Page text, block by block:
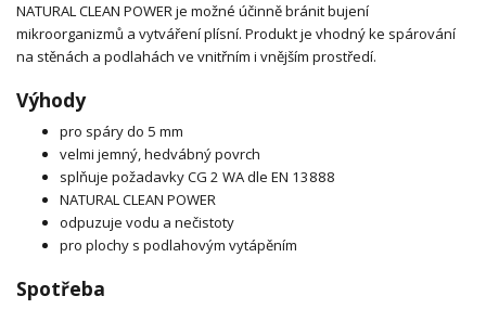
NATURAL CLEAN POWER je možné účinně bránit bujení
mikroorganizmů a vytváření plísní. Produkt je vhodný ke spárování
na stěnách a podlahách ve vnitřním i vnějším prostředí.
Výhody
pro spáry do 5 mm
velmi jemný, hedvábný povrch
splňuje požadavky CG 2 WA dle EN 13888
NATURAL CLEAN POWER
odpuzuje vodu a nečistoty
pro plochy s podlahovým vytápěním
Spotřeba